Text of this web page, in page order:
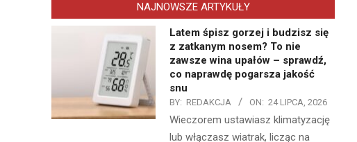
NAJNOWSZE ARTYKUŁY
Latem śpisz gorzej i budzisz się
z zatkanym nosem? To nie
zawsze wina upałów – sprawdź,
co naprawdę pogarsza jakość
snu
BY: REDAKCJA ON: 24 LIPCA, 2026
Wieczorem ustawiasz klimatyzację
lub włączasz wiatrak, licząc na